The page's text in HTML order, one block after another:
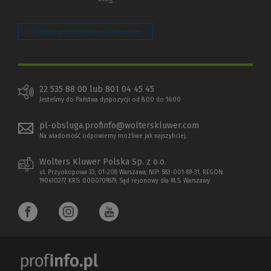
Zarządzaj preferencjami plików cookie
22 535 88 00 lub 801 04 45 45
Jesteśmy do Państwa dyspozycji od 8:00 do 16:00
pl-obsluga.profinfo@wolterskluwer.com
Na wiadomość odpowiemy możliwe jak najszybciej.
Wolters Kluwer Polska Sp. z o.o.
ul. Przyokopowa 33, 01-208 Warszawa; NIP: 583-001-89-31, REGON:
190610277, KRS: 0000709879, Sąd rejonowy dla M.S. Warszawy